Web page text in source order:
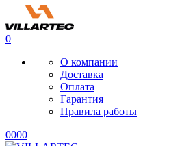
0
О компании
Доставка
Оплата
Гарантия
Правила работы
0000